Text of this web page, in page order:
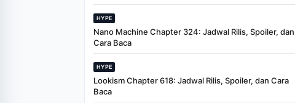
HYPE
Nano Machine Chapter 324: Jadwal Rilis, Spoiler, dan
Cara Baca
HYPE
Lookism Chapter 618: Jadwal Rilis, Spoiler, dan Cara
Baca